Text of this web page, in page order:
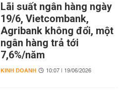
Lãi suất ngân hàng ngày
19/6, Vietcombank,
Agribank không đổi, một
ngân hàng trả tới
7,6%/năm
KINH DOANH 10:07 | 19/06/2026